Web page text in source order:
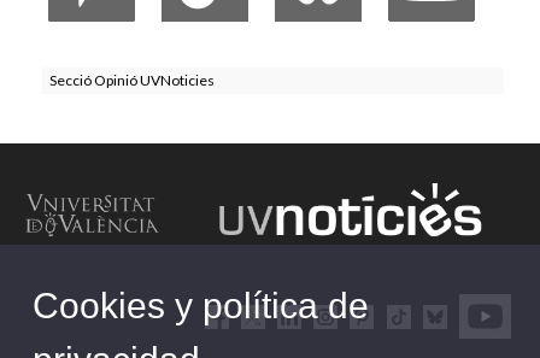
Secció Opinió UVNoticies
Cookies y política de